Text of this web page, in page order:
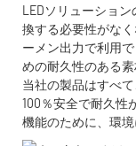
LEDソリューショ
換する必要性がな
ーメン出力で利用
めの耐久性のある
当社の製品はすべて
100％安全で耐久性
機能のために、環境